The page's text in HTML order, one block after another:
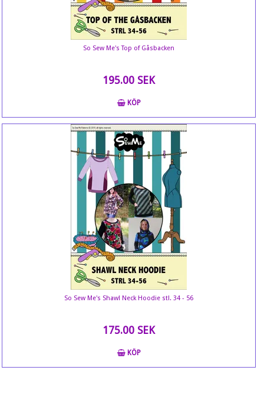
So Sew Me's Top of Gåsbacken
195.00 SEK
KÖP
So Sew Me's Shawl Neck Hoodie stl. 34 - 56
175.00 SEK
KÖP